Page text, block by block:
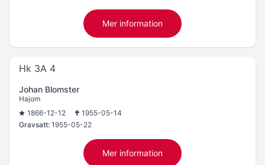
Mer information
Hk 3A 4
Johan Blomster
Hajom
1866-12-12
1955-05-14
Gravsatt: 1955-05-22
Mer information